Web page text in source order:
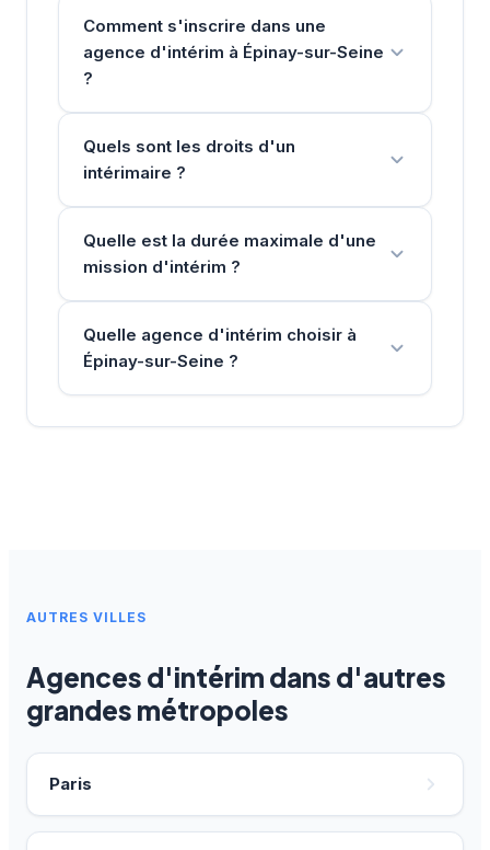
Comment s'inscrire dans une
agence d'intérim à Épinay-sur-Seine
?
Quels sont les droits d'un
intérimaire ?
Quelle est la durée maximale d'une
mission d'intérim ?
Quelle agence d'intérim choisir à
Épinay-sur-Seine ?
AUTRES VILLES
Agences d'intérim dans d'autres
grandes métropoles
Paris